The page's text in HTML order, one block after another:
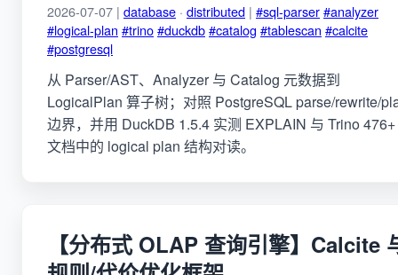
2026-07-07 | database · distributed | #sql-parser#analyzer
#logical-plan #trino#duckdb#catalog #tablescan #calcite
#postgresql
从 Parser/AST、Analyzer 与 Catalog 元数据到
LogicalPlan 算子树；对照 PostgreSQL parse/rewrite/
边界，并用 DuckDB 1.5.4 实测 EXPLAIN 与 Trino 476+
文档中的 logical plan 结构对读。
【分布式 OLAP 查询引擎】Calcite